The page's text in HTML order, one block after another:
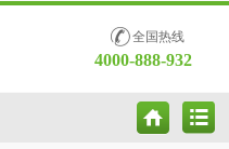
全国热线
4000-888-932